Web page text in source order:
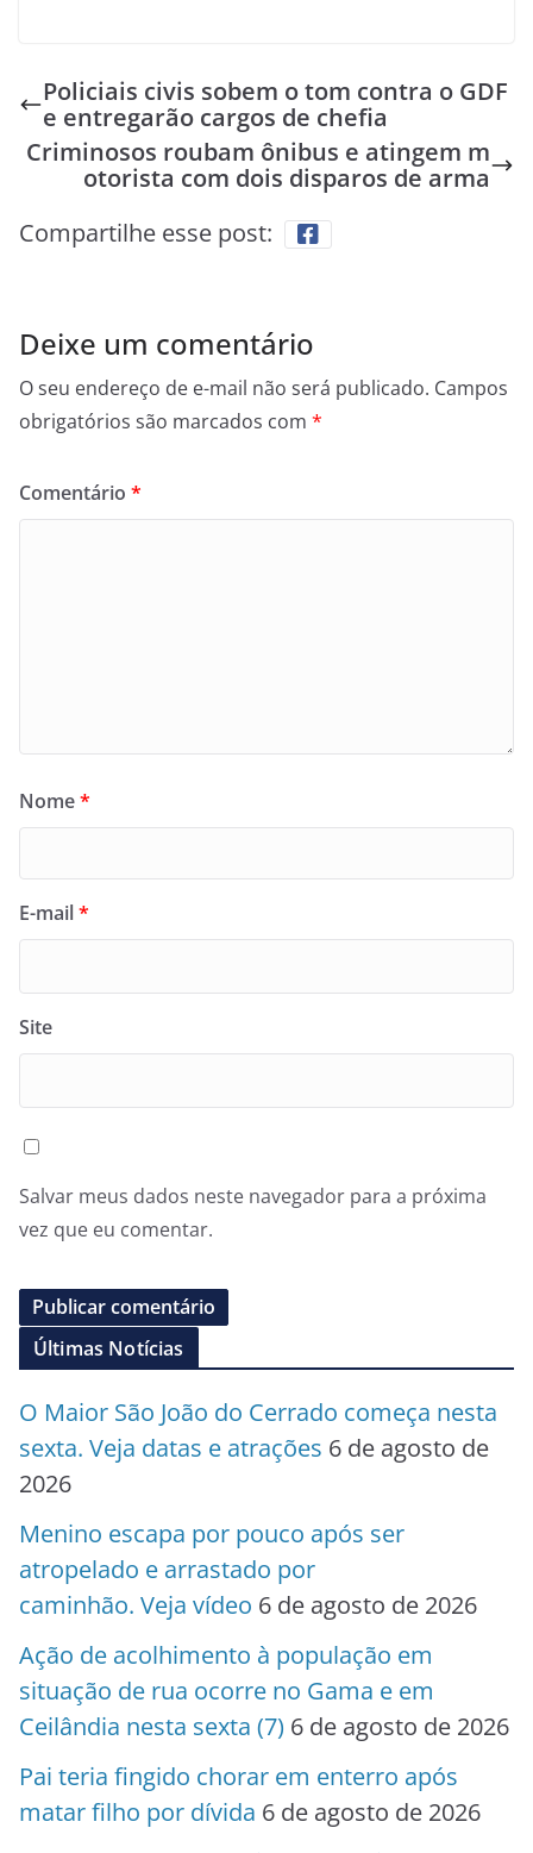
Policiais civis sobem o tom contra o GDF
e entregarão cargos de chefia
Criminosos roubam ônibus e atingem m
otorista com dois disparos de arma
Compartilhe esse post:
Deixe um comentário
O seu endereço de e-mail não será publicado. Campos
obrigatórios são marcados com *
Comentário *
Nome*
E-mail*
Site
Salvar meus dados neste navegador para a próxima
vez que eu comentar.
Últimas Notícias
O Maior São João do Cerrado começa nesta
sexta. Veja datas e atrações 6 de agosto de
2026
Menino escapa por pouco após ser
atropelado e arrastado por
caminhão. Veja vídeo 6 de agosto de 2026
Ação de acolhimento à população em
situação de rua ocorre no Gama e em
Ceilândia nesta sexta (7) 6 de agosto de 2026
Pai teria fingido chorar em enterro após
matar filho por dívida 6 de agosto de 2026